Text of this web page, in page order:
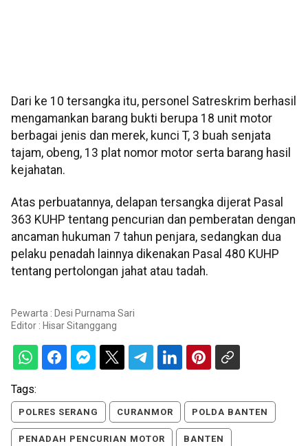
Dari ke 10 tersangka itu, personel Satreskrim berhasil
mengamankan barang bukti berupa 18 unit motor
berbagai jenis dan merek, kunci T, 3 buah senjata
tajam, obeng, 13 plat nomor motor serta barang hasil
kejahatan.
Atas perbuatannya, delapan tersangka dijerat Pasal
363 KUHP tentang pencurian dan pemberatan dengan
ancaman hukuman 7 tahun penjara, sedangkan dua
pelaku penadah lainnya dikenakan Pasal 480 KUHP
tentang pertolongan jahat atau tadah.
Pewarta : Desi Purnama Sari
Editor : Hisar Sitanggang
Tags:
POLRES SERANG CURANMOR POLDA BANTEN
PENADAH PENCURIAN MOTOR BANTEN